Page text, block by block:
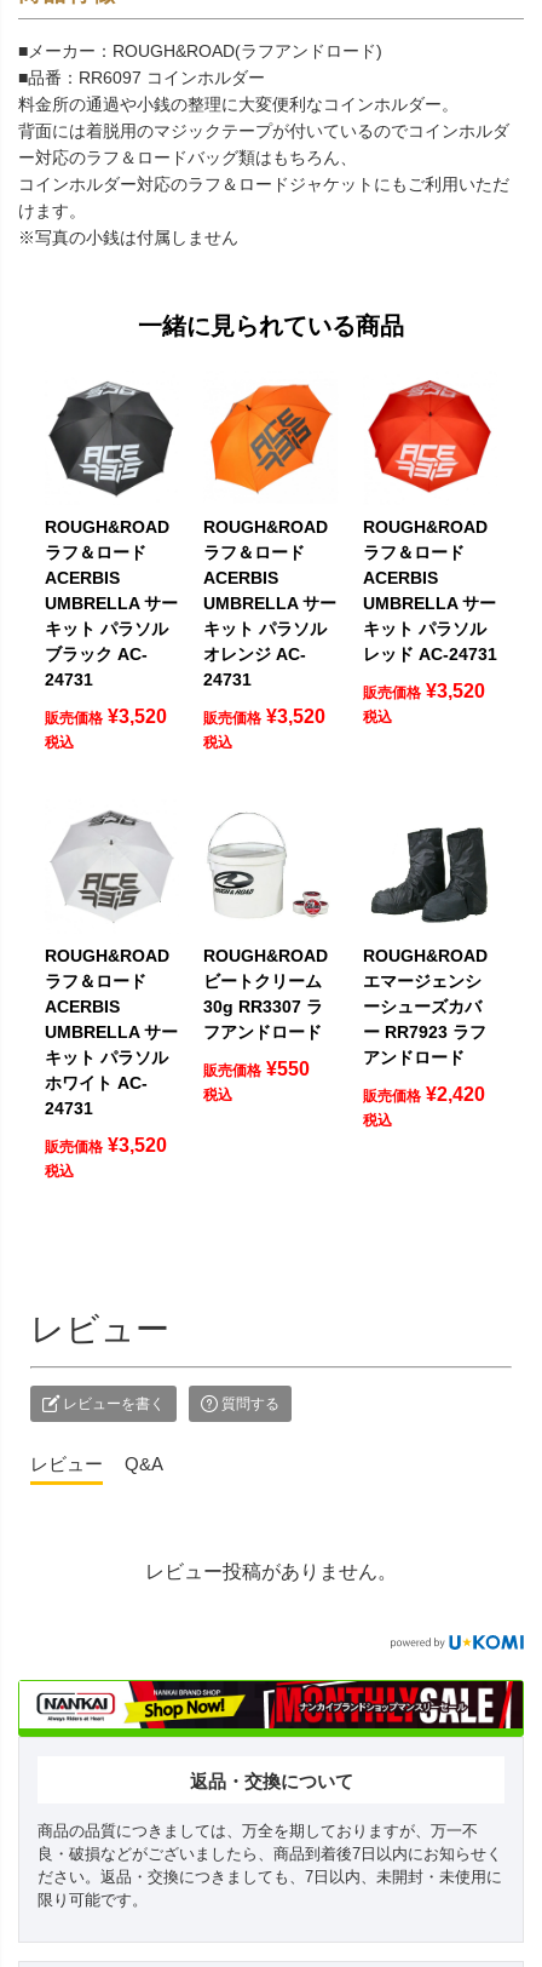
■メーカー：ROUGH&ROAD(ラフアンドロード)
■品番：RR6097 コインホルダー
料金所の通過や小銭の整理に大変便利なコインホルダー。
背面には着脱用のマジックテープが付いているのでコインホルダ
ー対応のラフ＆ロードバッグ類はもちろん、
コインホルダー対応のラフ＆ロードジャケットにもご利用いただ
けます。
※写真の小銭は付属しません
一緒に見られている商品
ROUGH&ROAD
ラフ＆ロード
ACERBIS
UMBRELLA サー
キット パラソル
ブラック AC-
24731
販売価格 ¥3,520
税込
ROUGH&ROAD
ラフ＆ロード
ACERBIS
UMBRELLA サー
キット パラソル
オレンジ AC-
24731
販売価格 ¥3,520
税込
ROUGH&ROAD
ラフ＆ロード
ACERBIS
UMBRELLA サー
キット パラソル
レッド AC-24731
販売価格 ¥3,520
税込
ROUGH&ROAD
ラフ＆ロード
ACERBIS
UMBRELLA サー
キット パラソル
ホワイト AC-
24731
販売価格 ¥3,520
税込
ROUGH&ROAD
ビートクリーム
30g RR3307 ラ
フアンドロード
販売価格 ¥550
税込
ROUGH&ROAD
エマージェンシ
ーシューズカバ
ー RR7923 ラフ
アンドロード
販売価格 ¥2,420
税込
レビュー
レビューを書く 質問する
レビュー Q&A
レビュー投稿がありません。
返品・交換について
商品の品質につきましては、万全を期しておりますが、万一不
良・破損などがございましたら、商品到着後7日以内にお知らせく
ださい。返品・交換につきましても、7日以内、未開封・未使用に
限り可能です。